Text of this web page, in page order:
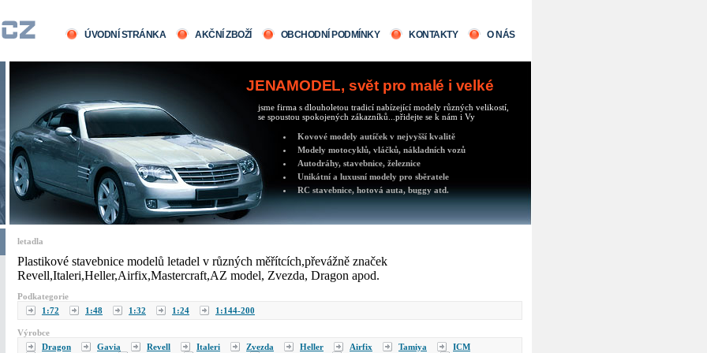
ÚVODNÍ STRÁNKA AKČNÍ ZBOŽÍ OBCHODNÍ PODMÍNKY KONTAKTY O NÁS
JENAMODEL, svět pro malé i velké
jsme firma s dlouholetou tradicí nabízející modely různých velikostí,
se spoustou spokojených zákazníků...přidejte se k nám i Vy
Kovové modely autíček v nejvyšší kvalitě
Modely motocyklů, vláčků, nákladních vozů
Autodráhy, stavebnice, železnice
Unikátní a luxusní modely pro sběratele
RC stavebnice, hotová auta, buggy atd.
letadla
Plastikové stavebnice modelů letadel v různých měřítcích,převážně značek
Revell,Italeri,Heller,Airfix,Mastercraft,AZ model, Zvezda, Dragon apod.
Podkategorie
1:72
1:48 1:32 1:24 1:144-200
Výrobce
Dragon
Gavia Revell Italeri Zvezda Heller Airfix Tamiya
ICM